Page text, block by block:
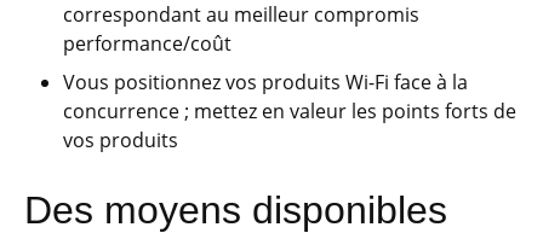
correspondant au meilleur compromis
performance/coût
Vous positionnez vos produits Wi-Fi face à la
concurrence ; mettez en valeur les points forts de
vos produits
Des moyens disponibles